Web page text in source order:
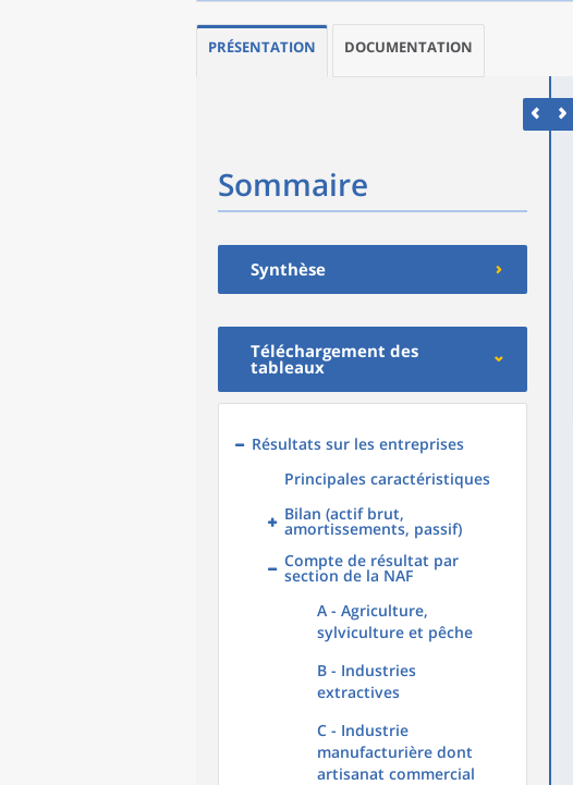
PRÉSENTATION DOCUMENTATION
Sommaire
Synthèse
Téléchargement des
tableaux
Résultats sur les entreprises
Principales caractéristiques
Bilan (actif brut,
amortissements, passif)
Compte de résultat par
section de la NAF
A - Agriculture,
sylviculture et pêche
B - Industries
extractives
C - Industrie
manufacturière dont
artisanat commercial